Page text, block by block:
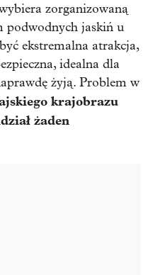
zorganizowaną
podwodnych jaskiń u
ekstremalna atrakcja,
idealna dla
żyją. Problem w
krajobrazu
żaden